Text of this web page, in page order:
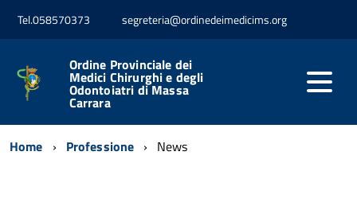
Tel.058570373 segreteria@ordinedeimedicims.org
Ordine Provinciale dei
Medici Chirurghi e degli
Odontoiatri di Massa
Carrara
Home Professione News